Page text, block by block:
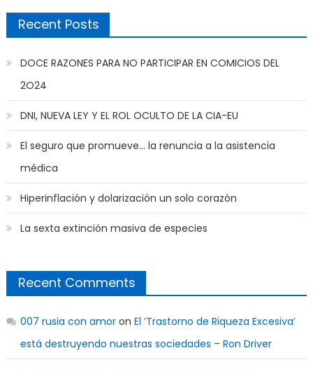
Recent Posts
DOCE RAZONES PARA NO PARTICIPAR EN COMICIOS DEL
2O24
DNI, NUEVA LEY Y EL ROL OCULTO DE LA CIA-EU
El seguro que promueve… la renuncia a la asistencia
médica
Hiperinflación y dolarización un solo corazón
La sexta extinción masiva de especies
Recent Comments
007 rusia con amoron El ‘Trastorno de Riqueza Excesiva’
está destruyendo nuestras sociedades – Ron Driver